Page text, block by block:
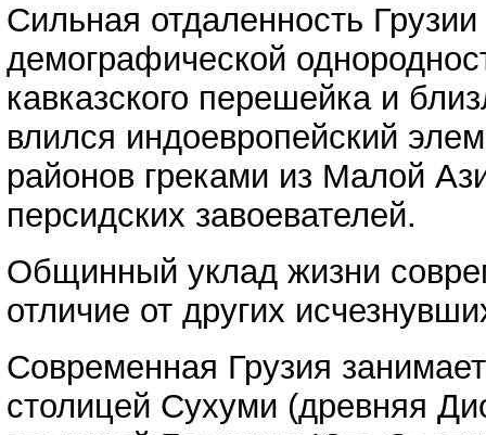
Сильная отдаленность
демографической
кавказского перешейка и
влился индоевропейский
районов греками из Малой
персидских завоевателей.
Общинный уклад жизни
отличие от других
Современная Грузия
столицей Сухуми (древняя